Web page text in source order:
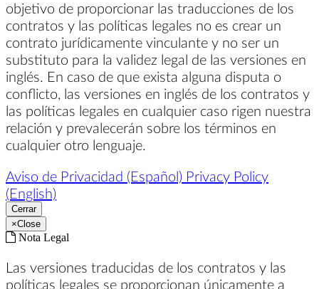
objetivo de proporcionar las traducciones de los
contratos y las políticas legales no es crear un
contrato jurídicamente vinculante y no ser un
substituto para la validez legal de las versiones en
inglés. En caso de que exista alguna disputa o
conflicto, las versiones en inglés de los contratos y
las políticas legales en cualquier caso rigen nuestra
relación y prevalecerán sobre los términos en
cualquier otro lenguaje.
Aviso de Privacidad (Español) Privacy Policy
(English)
Cerrar
×Close
Nota Legal
Las versiones traducidas de los contratos y las
políticas legales se proporcionan únicamente a